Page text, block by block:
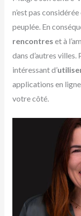
n’est pas
peuplée. En
rencontres et à
dans d’autres
intéressant d’
applications en
votre côté.